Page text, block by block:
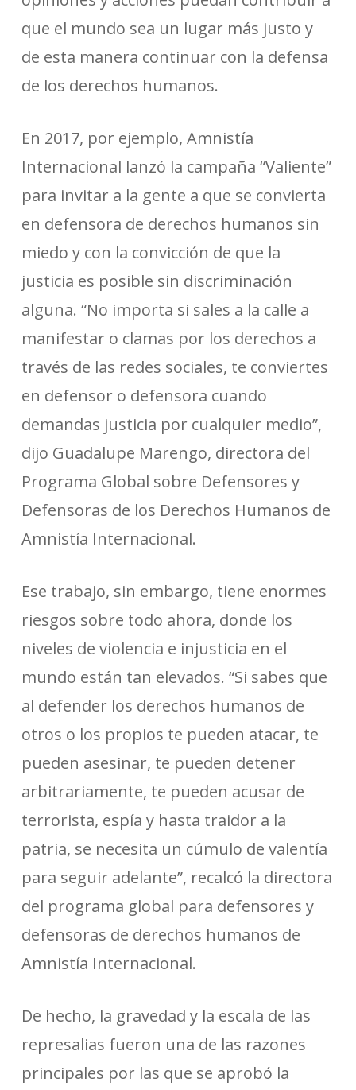
que el mundo sea un lugar más justo y
de esta manera continuar con la defensa
de los derechos humanos.
En 2017, por ejemplo, Amnistía
Internacional lanzó la campaña “Valiente”
para invitar a la gente a que se convierta
en defensora de derechos humanos sin
miedo y con la convicción de que la
justicia es posible sin discriminación
alguna. “No importa si sales a la calle a
manifestar o clamas por los derechos a
través de las redes sociales, te conviertes
en defensor o defensora cuando
demandas justicia por cualquier medio”,
dijo Guadalupe Marengo, directora del
Programa Global sobre Defensores y
Defensoras de los Derechos Humanos de
Amnistía Internacional.
Ese trabajo, sin embargo, tiene enormes
riesgos sobre todo ahora, donde los
niveles de violencia e injusticia en el
mundo están tan elevados. “Si sabes que
al defender los derechos humanos de
otros o los propios te pueden atacar, te
pueden asesinar, te pueden detener
arbitrariamente, te pueden acusar de
terrorista, espía y hasta traidor a la
patria, se necesita un cúmulo de valentía
para seguir adelante”, recalcó la directora
del programa global para defensores y
defensoras de derechos humanos de
Amnistía Internacional.
De hecho, la gravedad y la escala de las
represalias fueron una de las razones
principales por las que se aprobó la